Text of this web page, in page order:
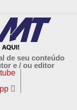
de seu conteúdo
e / ou editor